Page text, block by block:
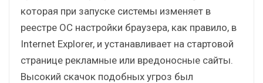
которая при запуске системы изменяет в
реестре ОС настройки браузера, как правило, в
Internet Explorer, и устанавливает на стартовой
странице рекламные или вредоносные сайты.
Высокий скачок подобных угроз был